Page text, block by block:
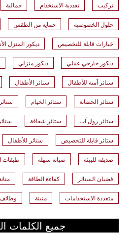
تركيب تعددية الاستخدام جمالية
حلول الخصوصية حماية من الطقس
خيارات قابلة للتخصيص ديكور المنزل
ديكور خارجي عملي ديكور منزلي
ستائر آمنة للأطفال ستائر الأطفال
ستائر الحضانة ستائر الخيام
ستائر رول آب ستائر شفافة
ستائر قابلة للتخصيص ستائر للأطفال
صديقة للبيئة صيانة سهلة طبقات
قضبان الستائر كفاءة الطاقة
متعددة الاستخدامات متينة وظائف
جميع الكلمات